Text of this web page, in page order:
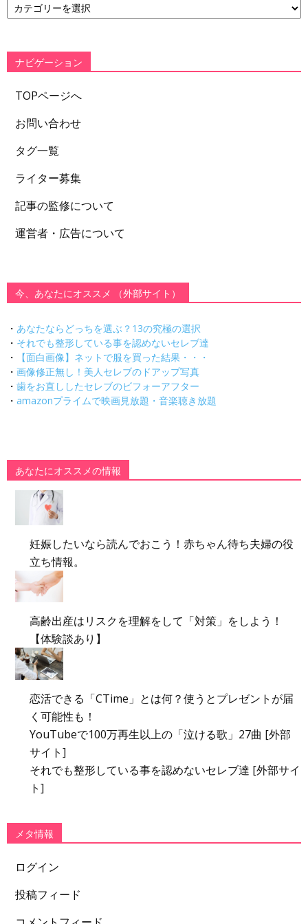
テ
ー
ナビゲーション
TOPページへ
お問い合わせ
タグ一覧
ライター募集
記事の監修について
運営者・広告について
今、あなたにオススメ （外部サイト）
・ あなたならどっちを選ぶ？13の究極の選択
・ それでも整形している事を認めないセレブ達
・
【面白画像】ネットで服を買った結果・・・
・ 画像修正無し！美人セレブのドアップ写真
・ 歯をお直ししたセレブのビフォーアフター
・ amazonプライムで映画見放題・音楽聴き放題
あなたにオススメの情報
妊娠したいなら読んでおこう！赤ちゃん待ち夫婦の役
立ち情報。
高齢出産はリスクを理解をして「対策」をしよう！
【体験談あり】
恋活できる「CTime」とは何？使うとプレゼントが届
く可能性も！
YouTubeで100万再生以上の「泣ける歌」27曲 [外部
サイト]
それでも整形している事を認めないセレブ達 [外部サイ
ト]
メタ情報
ログイン
投稿フィード